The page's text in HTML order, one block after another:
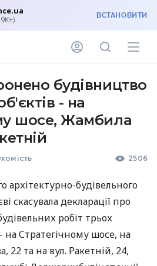
ВСТАНОВИТИ
будівництво
- на
шосе, Жамбила
2506
архітектурно-будівельного
скасувала декларації про
робіт трьох
Стратегічному шосе, на
22 та на вул. Ракетній, 24,